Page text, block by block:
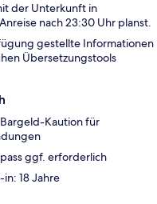
der Unterkunft in
nach 23:30 Uhr planst.
gestellte Informationen
Übersetzungstools
Kaution für
ggf. erforderlich
18 Jahre